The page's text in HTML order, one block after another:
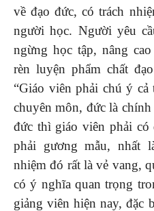
về đạo đức, có trách
người học. Người yêu
ngừng học tập, nâng
rèn luyện phẩm chất
“Giáo viên phải chú ý
chuyên môn, đức là
đức thì giáo viên phải
phải gương mẫu, nhất
nhiệm đó rất là vẻ vang,
có ý nghĩa quan trọng
giảng viên hiện nay, đặc